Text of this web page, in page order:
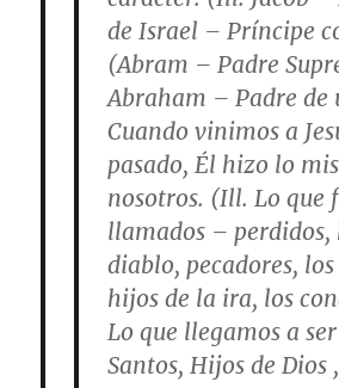
de Israel – Príncipe
(Abram – Padre
Abraham – Padre
Cuando vinimos a
pasado, Él hizo lo
nosotros. (Ill. Lo que
llamados – perdidos,
diablo, pecadores,
hijos de la ira, los
Lo que llegamos a
Santos, Hijos de Dios